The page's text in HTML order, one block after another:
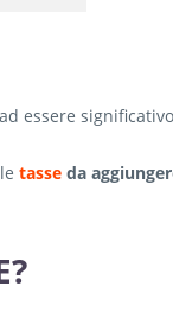
essere
tasse da